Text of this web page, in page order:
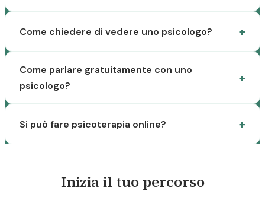
Come chiedere di vedere uno psicologo?
Come parlare gratuitamente con uno
psicologo?
Si può fare psicoterapia online?
Inizia il tuo percorso